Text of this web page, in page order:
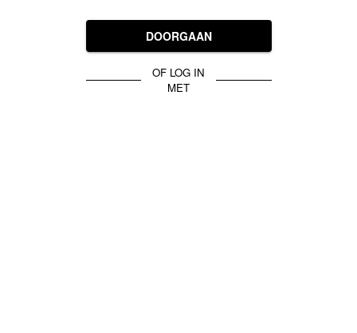
DOORGAAN
OF LOG IN
MET